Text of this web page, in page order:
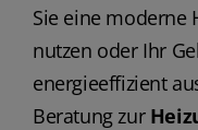
Sie eine moderne
nutzen oder Ihr
energieeffizient
Beratung zur